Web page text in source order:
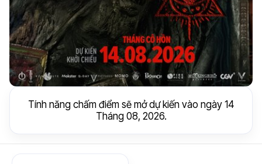
Tính năng chấm điểm sẽ mở dự kiến vào ngày 14
Tháng 08, 2026.